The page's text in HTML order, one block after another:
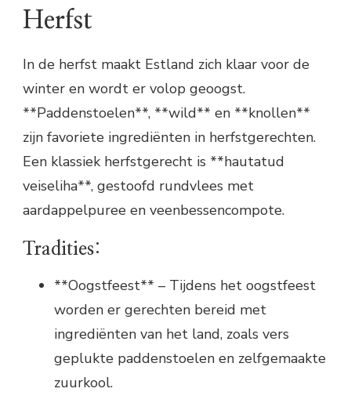
Herfst
In de herfst maakt Estland zich klaar voor de
winter en wordt er volop geoogst.
**Paddenstoelen**, **wild** en **knollen**
zijn favoriete ingrediënten in herfstgerechten.
Een klassiek herfstgerecht is **hautatud
veiseliha**, gestoofd rundvlees met
aardappelpuree en veenbessencompote.
Tradities:
**Oogstfeest** – Tijdens het oogstfeest
worden er gerechten bereid met
ingrediënten van het land, zoals vers
geplukte paddenstoelen en zelfgemaakte
zuurkool.